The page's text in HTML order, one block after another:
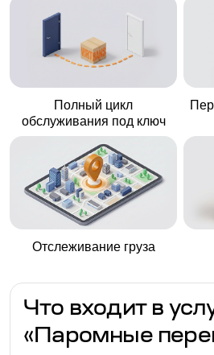
Полный цикл
обслуживания под ключ
Отслеживание груза
Что входит в
«Паромные